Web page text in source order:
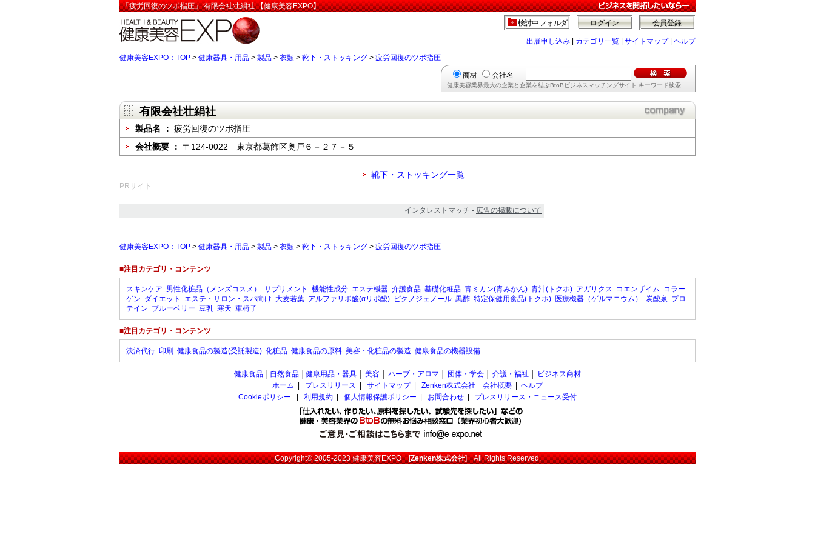
「疲労回復のツボ指圧」:有限会社壮絹社 【健康美容EXPO】
会員登録
ログイン
検討中フォルダ
出展申し込み カテゴリ一覧 サイトマップ| ヘルプ
健康美容EXPO：TOP > 健康器具・用品 > 製品 > 衣類 > 靴下・ストッキング > 疲労回復のツボ指圧
商材 会社名
健康美容業界最大の企業と企業を結ぶBtoBビジネスマッチングサイト キーワード検索
有限会社壮絹社
製品名 ： 疲労回復のツボ指圧
会社概要 ： 〒124-0022 東京都葛飾区奥戸６－２７－５
靴下・ストッキング一覧
PRサイト
インタレストマッチ - 広告の掲載について
健康美容EXPO：TOP > 健康器具・用品 > 製品 > 衣類 > 靴下・ストッキング > 疲労回復のツボ指圧
■注目カテゴリ・コンテンツ
スキンケア 男性化粧品（メンズコスメ） サプリメント 機能性成分 エステ機器 介護食品 基礎化粧品 青ミカン(青みかん) 青汁(トクホ) アガリクス コエンザイム コラー
ゲン ダイエット エステ・サロン・スパ向け 大麦若葉 アルファリポ酸(αリポ酸) ピクノジェノール 黒酢 特定保健用食品(トクホ) 医療機器（ゲルマニウム） 炭酸泉 プロ
テイン ブルーベリー 豆乳 寒天 車椅子
■注目カテゴリ・コンテンツ
決済代行 印刷 健康食品の製造(受託製造) 化粧品 健康食品の原料 美容・化粧品の製造 健康食品の機器設備
健康食品 自然食品 健康用品・器具 美容 ハーブ・アロマ 団体・学会 介護・福祉
ビジネス商材
ホーム
プレスリリース サイトマップ| Zenken株式会社 会社概要
ヘルプ
Cookieポリシー
利用規約 個人情報保護ポリシー お問合わせ プレスリリース・ニュース受付
Copyright© 2005-2023健康美容EXPO[Zenken株式会社] All Rights Reserved.